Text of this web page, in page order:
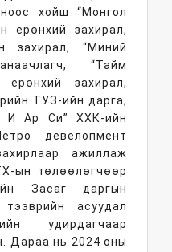
хойш “Монгол
ерөнхий захирал,
“Миний
“Тайм
ерөнхий захирал,
ТУЗ-ийн дарга,
И Ар Си” ХХК-ийн
девелопмент
ажиллаж
ын төлөөлөгчөөр
Засаг даргын
асуудал
удирдагчаар
Дараа нь 2024 оны